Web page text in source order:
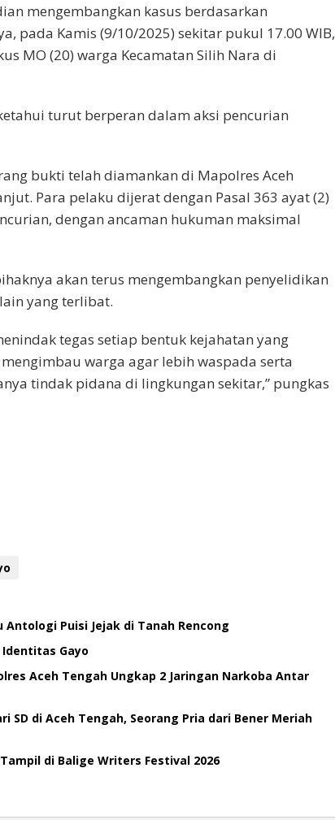
mengembangkan kasus berdasarkan
pada Kamis (9/10/2025) sekitar pukul 17.00 WIB,
MO (20) warga Kecamatan Silih Nara di
turut berperan dalam aksi pencurian
bukti telah diamankan di Mapolres Aceh
Para pelaku dijerat dengan Pasal 363 ayat (2)
dengan ancaman hukuman maksimal
akan terus mengembangkan penyelidikan
yang terlibat.
tegas setiap bentuk kejahatan yang
warga agar lebih waspada serta
tindak pidana di lingkungan sekitar,” pungkas
Antologi Puisi Jejak di Tanah Rencong
Gayo
Aceh Tengah Ungkap 2 Jaringan Narkoba Antar
SD di Aceh Tengah, Seorang Pria dari Bener Meriah
di Balige Writers Festival 2026